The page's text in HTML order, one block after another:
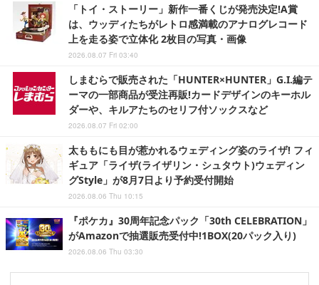
「トイ・ストーリー」新作一番くじが発売決定!A賞
は、ウッディたちがレトロ感満載のアナログレコード
上を走る姿で立体化 2枚目の写真・画像
2026.08.07 Fri 03:40
しまむらで販売された「HUNTER×HUNTER」G.I.編テ
ーマの一部商品が受注再販!カードデザインのキーホル
ダーや、キルアたちのセリフ付ソックスなど
2026.08.07 Fri 02:00
太ももにも目が惹かれるウェディング姿のライザ! フィ
ギュア「ライザ(ライザリン・シュタウト)ウェディン
グStyle」が8月7日より予約受付開始
2026.08.06 Thu 10:15
『ポケカ』30周年記念パック「30th CELEBRATION」
がAmazonで抽選販売受付中!1BOX(20パック入り)
2026.08.06 Thu 03:30